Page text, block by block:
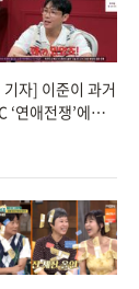
자] 이준이 과거
‘연애전쟁’에는